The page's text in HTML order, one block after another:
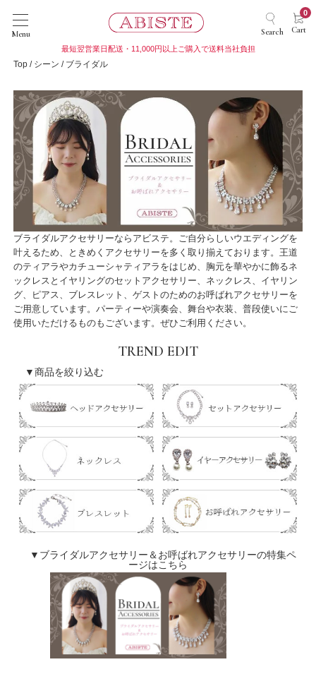
Menu Search Cart
0
最短翌営業日配送・11,000円以上ご購入で送料当社負担
Top シーン ブライダル
ブライダルアクセサリーならアビステ。ご自分らしいウエディングを
叶えるため、ときめくアクセサリーを多く取り揃えております。王道
のティアラやカチューシャティアラをはじめ、胸元を華やかに飾るネ
ックレスとイヤリングのセットアクセサリー、ネックレス、イヤリン
グ、ピアス、ブレスレット、ゲストのためのお呼ばれアクセサリーを
ご用意しています。パーティーや演奏会、舞台や衣装、普段使いにご
使用いただけるものもございます。ぜひご利用ください。
TREND EDIT
▼商品を絞り込む
▼ブライダルアクセサリー＆お呼ばれアクセサリーの特集ペ
ージはこちら